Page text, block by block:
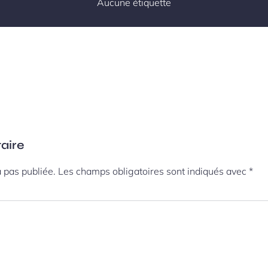
Aucune étiquette
publiée. Les champs obligatoires sont indiqués avec *